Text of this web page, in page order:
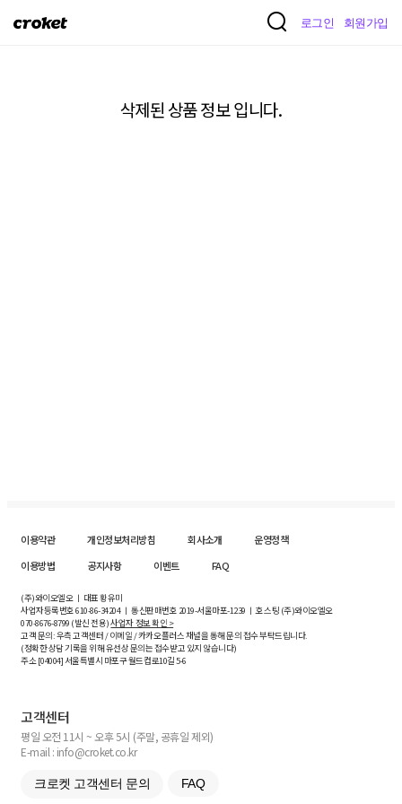
크
로그인 회원가입
삭제된 상품 정보 입니다.
이용약관 개인정보처리방침 회사소개
운영정책
이용방법
공지사항 이벤트 FAQ
(주)와이오엘오 ㅣ 대표 황유미
사업자등록번호610-86-34204ㅣ 통신판매번호 2019-서울마포-1239 ㅣ 호스팅 (주)와이오엘오
070-8676-8799 (발신 전용)사업자 정보 확인 >
고객 문의: 우측 고객센터 / 이메일 / 카카오플러스 채널을 통해 문의 접수 부탁드립니다.
(정확한 상담 기록을 위해 유선상 문의는 접수받고 있지 않습니다)
주소 [04004] 서울특별시 마포구 월드컵로10길5-6
고객센터
평일 오전 11시 ~ 오후 5시 (주말, 공휴일 제외)
E-mail : info@croket.co.kr
크로켓 고객센터 문의 FAQ